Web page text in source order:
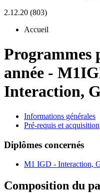
2.12.20 (803)
Accueil
Programmes
année -
Interaction,
Informations générales
Pré-requis et acquisition
Diplômes concernés
M1 IGD - Interaction,
Composition du